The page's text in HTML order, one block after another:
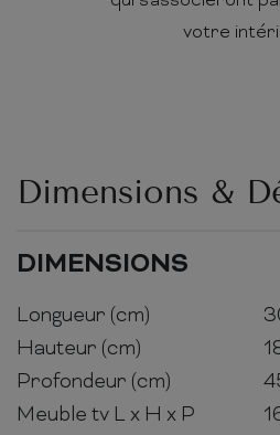
votre
Dimensions &
DIMENSIONS
Longueur (cm)
Hauteur (cm)
Profondeur (cm)
Meuble tv L x H x P